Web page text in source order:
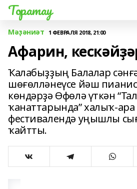
Торатау
Мәҙәниәт 1 ФЕВРАЛЯ 2018, 21:00
Афарин,
Ҡалабыҙҙың Балалар
шөғөлләнеүсе йәш
көндәрҙә Өфөлә үткән
ҡанаттарында” халыҡ-ара
фестивалендә уңышлы
ҡайтты.